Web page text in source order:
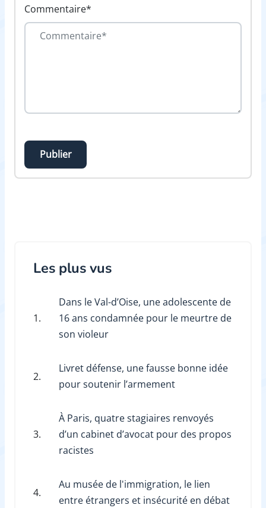
Commentaire*
Publier
Les plus vus
1.
Dans le Val-d’Oise, une adolescente de
16 ans condamnée pour le meurtre de
son violeur
2.
Livret défense, une fausse bonne idée
pour soutenir l’armement
3.
À Paris, quatre stagiaires renvoyés
d’un cabinet d’avocat pour des propos
racistes
4.
Au musée de l'immigration, le lien
entre étrangers et insécurité en débat